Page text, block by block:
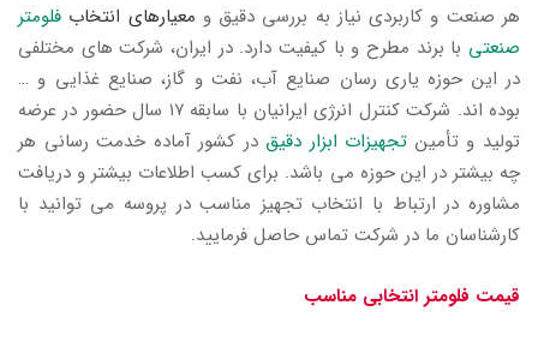
هر صنعت و کاربردی نیاز به بررسی دقیق و معیارهای انتخاب فلومتر
صنعتی با برند مطرح و با کیفیت دارد. در ایران، شرکت های مختلفی
در این حوزه یاری رسان صنایع آب، نفت و گاز، صنایع غذایی و …
بوده اند. شرکت کنترل انرژی ایرانیان با سابقه ۱۷ سال حضور در عرضه
تولید و تأمین تجهیزات ابزار دقیق در کشور آماده خدمت رسانی هر
چه بیشتر در این حوزه می باشد. برای کسب اطلاعات بیشتر و دریافت
مشاوره در ارتباط با انتخاب تجهیز مناسب در پروسه می توانید با
کارشناسان ما در شرکت تماس حاصل فرمایید.
قیمت فلومتر انتخابی مناسب